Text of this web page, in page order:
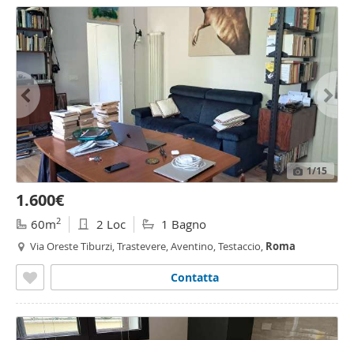
1/15
1.600€
60m2 2 Loc 1 Bagno
Via Oreste Tiburzi, Trastevere, Aventino, Testaccio, Roma
Contatta